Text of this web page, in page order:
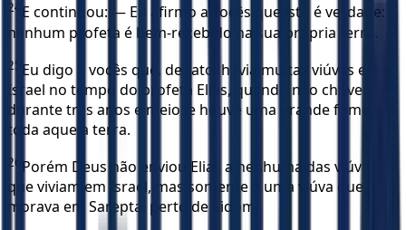
24 E continuou: — Eu afirmo a vocês que isto é verdade:
nenhum profeta é bem-recebido na sua própria terra.
25 Eu digo a vocês que, de fato, havia muitas viúvas em
Israel no tempo do profeta Elias, quando não choveu
durante três anos e meio, e houve uma grande fome em
toda aquela terra.
26 Porém Deus não enviou Elias a nenhuma das viúvas
que viviam em Israel, mas somente a uma viúva que
morava em Sarepta, perto de Sidom.